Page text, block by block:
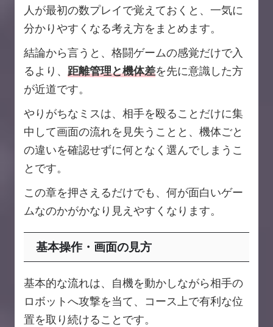
人が最初の数プレイで覚えておくと、一気に
分かりやすくなる考え方をまとめます。
結論から言うと、格闘ゲームの感覚だけで入
るより、 距離管理と機体差を先に意識した方
が近道です。
やりがちなミスは、相手を殴ることだけに集
中して画面の流れを見失うことと、機体ごと
の違いを確認せずに何となく選んでしまうこ
とです。
この章を押さえるだけでも、何が面白いゲー
ムなのかがかなり見えやすくなります。
基本操作・画面の見方
基本的な流れは、自機を動かしながら相手の
ロボットへ攻撃を当て、コース上で有利な位
置を取り続けることです。